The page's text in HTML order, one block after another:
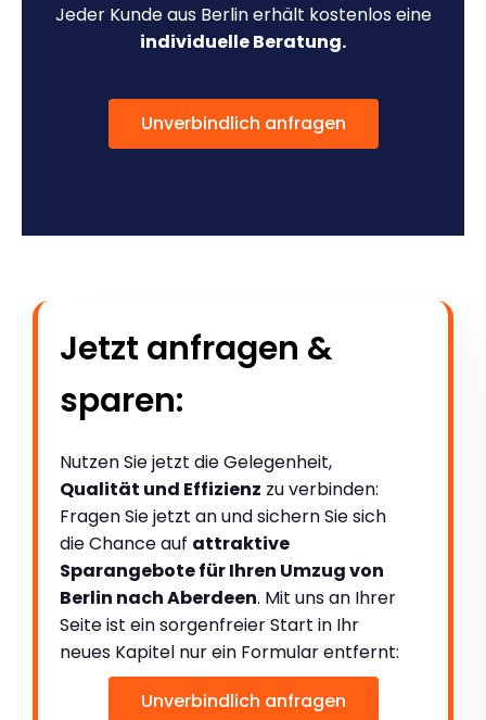
Jeder Kunde aus Berlin erhält kostenlos eine
individuelle Beratung.
Unverbindlich anfragen
Jetzt anfragen &
sparen:
Nutzen Sie jetzt die Gelegenheit,
Qualität und Effizienz zu verbinden:
Fragen Sie jetzt an und sichern Sie sich
die Chance auf attraktive
Sparangebote für Ihren Umzug von
Berlin nach Aberdeen. Mit uns an Ihrer
Seite ist ein sorgenfreier Start in Ihr
neues Kapitel nur ein Formular entfernt:
Unverbindlich anfragen